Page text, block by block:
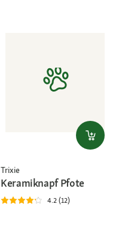
Trixie
Keramiknapf Pfote
4.2 (12)